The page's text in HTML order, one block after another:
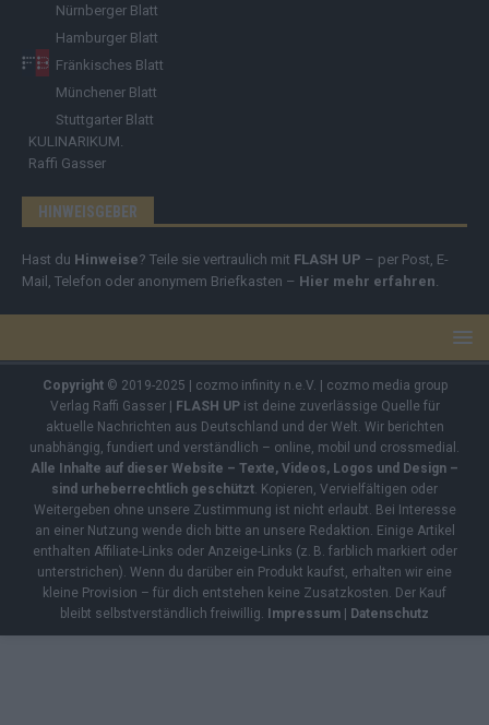
Nürnberger Blatt
Hamburger Blatt
Fränkisches Blatt
Münchener Blatt
Stuttgarter Blatt
KULINARIKUM.
Raffi Gasser
HINWEISGEBER
Hast du Hinweise? Teile sie vertraulich mit FLASH UP – per Post, E-
Mail, Telefon oder anonymem Briefkasten – Hier mehr erfahren
Copyright© 2019-2025 | cozmo infinity n.e.V. | cozmo media group
Verlag Raffi Gasser | FLASH UPist deine zuverlässige Quelle für
aktuelle Nachrichten aus Deutschland und der Welt. Wir berichten
unabhängig, fundiert und verständlich – online, mobil und crossmedial.
Alle Inhalte auf dieser Website – Texte, Videos, Logos und Design –
sind urheberrechtlich geschützt . Kopieren, Vervielfältigen oder
Weitergeben ohne unsere Zustimmung ist nicht erlaubt. Bei Interesse
an einer Nutzung wende dich bitte an unsere Redaktion. Einige Artikel
enthalten Affiliate-Links oder Anzeige-Links (z. B. farblich markiert oder
unterstrichen). Wenn du darüber ein Produkt kaufst, erhalten wir eine
kleine Provision – für dich entstehen keine Zusatzkosten. Der Kauf
bleibt selbstverständlich freiwillig. Impressum | Datenschutz